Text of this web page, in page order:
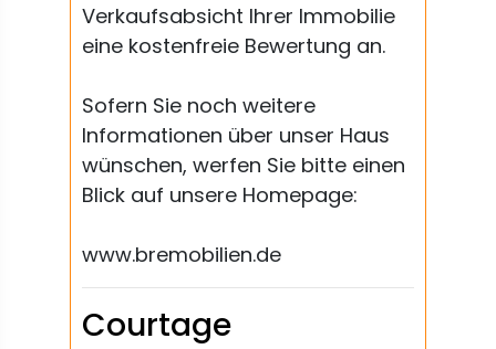
Verkaufsabsicht Ihrer Immobilie
eine kostenfreie Bewertung an.
Sofern Sie noch weitere
Informationen über unser Haus
wünschen, werfen Sie bitte einen
Blick auf unsere Homepage:
www.bremobilien.de
Courtage